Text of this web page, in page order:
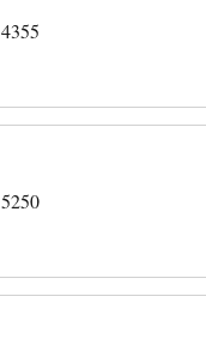
4355
5250